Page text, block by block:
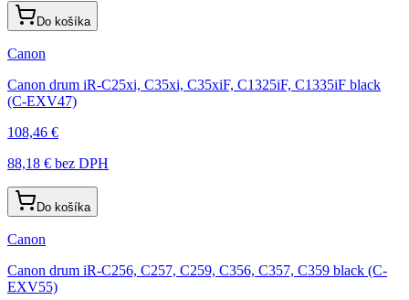
Do košíka
Canon
Canon drum iR-C25xi, C35xi, C35xiF, C1325iF, C1335iF black
(C-EXV47)
108,46 €
88,18 € bez DPH
Do košíka
Canon
Canon drum iR-C256, C257, C259, C356, C357, C359 black (C-
EXV55)